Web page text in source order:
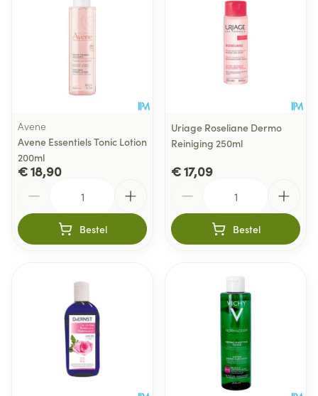
Avene
Avene Essentiels Tonic Lotion
200ml
€ 18,90
Bestel
Uriage Roseliane Dermo
Reiniging 250ml
€ 17,09
Bestel